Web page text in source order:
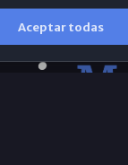
Aceptar todas